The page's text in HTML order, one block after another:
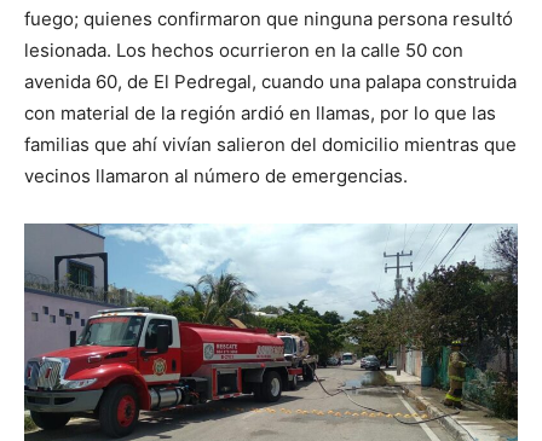
fuego; quienes confirmaron que ninguna persona resultó
lesionada. Los hechos ocurrieron en la calle 50 con
avenida 60, de El Pedregal, cuando una palapa construida
con material de la región ardió en llamas, por lo que las
familias que ahí vivían salieron del domicilio mientras que
vecinos llamaron al número de emergencias.